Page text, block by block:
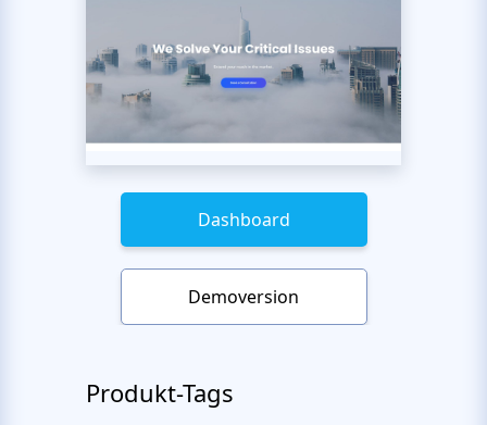
Dashboard
Demoversion
Produkt-Tags